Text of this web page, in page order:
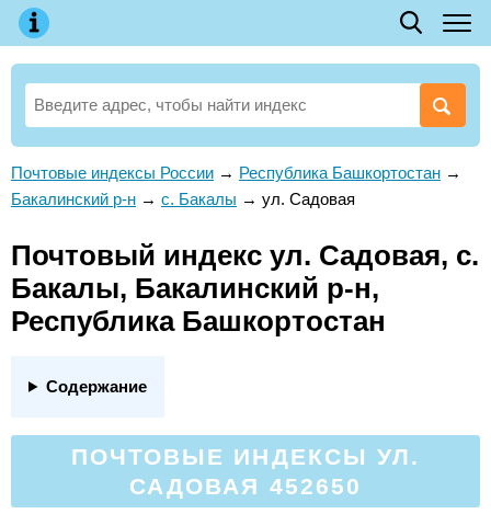
Почтовые индексы России → Республика Башкортостан →
Бакалинский р-н → с. Бакалы → ул. Садовая
Почтовый индекс ул. Садовая, с.
Бакалы, Бакалинский р-н,
Республика Башкортостан
Содержание
ПОЧТОВЫЕ ИНДЕКСЫ УЛ.
САДОВАЯ 452650